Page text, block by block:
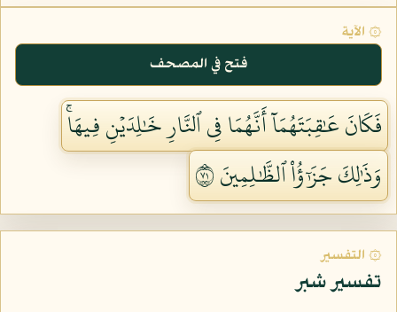
۞ الآية
فتح في المصحف
فَكَانَ عَٰقِبَتَهُمَآ أَنَّهُمَا فِي ٱلنَّارِ خَٰلِدَيۡنِ فِيهَاۚ
وَذَٰلِكَ جَزَٰٓؤُاْ ٱلظَّٰلِمِينَ ١٧
۞ التفسير
تفسير شبر